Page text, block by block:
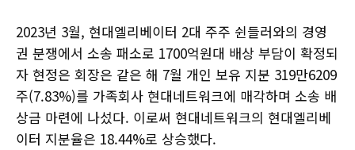
2023년 3월, 현대엘리베이터 2대 주주 쉰들러와의 경영
권 분쟁에서 소송 패소로 1700억원대 배상 부담이 확정되
자 현정은 회장은 같은 해 7월 개인 보유 지분 319만6209
주(7.83%)를 가족회사 현대네트워크에 매각하며 소송 배
상금 마련에 나섰다. 이로써 현대네트워크의 현대엘리베
이터 지분율은 18.44%로 상승했다.